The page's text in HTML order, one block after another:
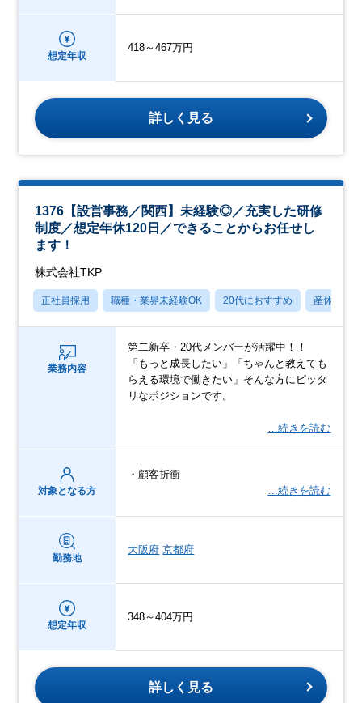
想定年収
418～467万円
詳しく見る
1376【設営事務／関西】未経験◎／充実した研修
制度／想定年休120日／できることからお任せし
ます！
株式会社TKP
正社員採用 職種・業界未経験OK 20代におすすめ 産休・育
業務内容
第二新卒・20代メンバーが活躍中！！
「もっと成長したい」「ちゃんと教えても
らえる環境で働きたい」そんな方にピッタ
リなポジションです。
…続きを読む
対象となる方
・顧客折衝
…続きを読む
勤務地
大阪府 京都府
想定年収
348～404万円
詳しく見る